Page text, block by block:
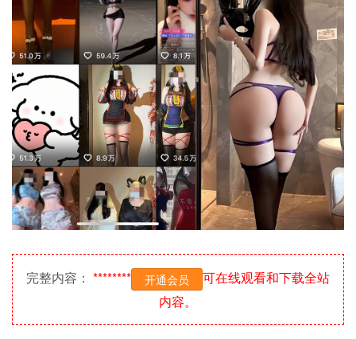
完整内容： ******** 开通会员
可在线观看和下载全站
内容。